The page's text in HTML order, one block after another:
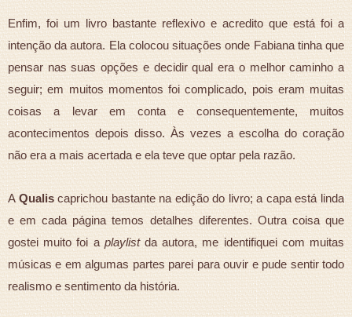
Enfim, foi um livro bastante reflexivo e acredito que está foi a
intenção da autora. Ela colocou situações onde Fabiana tinha que
pensar nas suas opções e decidir qual era o melhor caminho a
seguir; em muitos momentos foi complicado, pois eram muitas
coisas a levar em conta e consequentemente, muitos
acontecimentos depois disso. Às vezes a escolha do coração
não era a mais acertada e ela teve que optar pela razão.
AQualiscaprichou bastante na edição do livro; a capa está linda
e em cada página temos detalhes diferentes. Outra coisa que
gostei muito foi a playlistda autora, me identifiquei com muitas
músicas e em algumas partes parei para ouvir e pude sentir todo
realismo e sentimento da história.